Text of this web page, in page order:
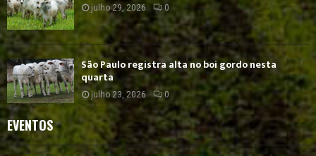
julho 29, 2026 0
São Paulo registra alta no boi gordo nesta
quarta
julho 23, 2026 0
EVENTOS